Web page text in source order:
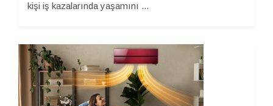
kişi iş kazalarında yaşamını ...